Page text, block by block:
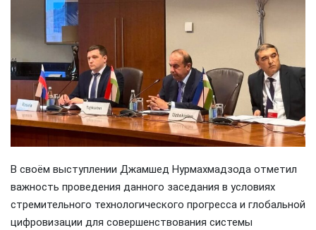
В своём выступлении Джамшед Нурмахмадзода отметил
важность проведения данного заседания в условиях
стремительного технологического прогресса и глобальной
цифровизации для совершенствования системы